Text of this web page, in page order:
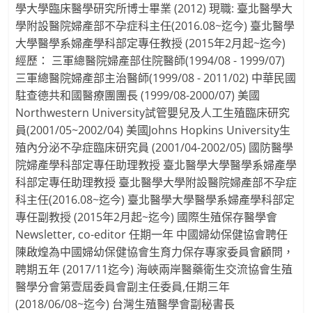
學大學臨床醫學研究所博士畢業 (2012) 現職: 臺北醫學大
學附設醫院婦產部不孕症科主任(2016.08~迄今) 臺北醫學
大學醫學系婦產學科部定專任教授 (2015年2月起~迄今)
經歷： 三軍總醫院婦產部住院醫師(1994/08 - 1999/07)
三軍總醫院婦產部主治醫師(1999/08 - 2011/02) 中華民國
駐查德共和國醫療團團長 (1999/08-2000/07) 美國
Northwestern University試管嬰兒及人工生殖臨床研究
員(2001/05~2002/04) 美國Johns Hopkins University生
殖內分泌不孕症臨床研究員 (2001/04-2002/05) 國防醫學
院婦產學科部定專任助理教授 臺北醫學大學醫學系婦產學
科部定專任助理教授 臺北醫學大學附設醫院婦產部不孕症
科主任(2016.08~迄今) 臺北醫學大學醫學系婦產學科部定
專任副教授 (2015年2月起~迄今) 國際生殖保存醫學會
Newsletter, co-editor 任期一年 中國婦幼保健協會聘任
陳啟煌為中國婦幼保健協會生育力保存專家委員會顧問，
聘期五年 (2017/11迄今) 海峽兩岸醫藥衛生交流協會生殖
醫學分會第壹屆委員會副主任委員,任期三年
(2018/06/08~迄今) 台灣生殖醫學會副秘書長